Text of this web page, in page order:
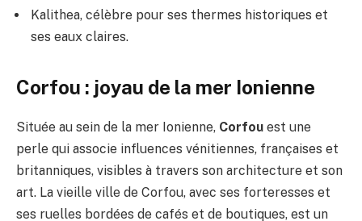
Kalithea, célèbre pour ses thermes historiques et
ses eaux claires.
Corfou : joyau de la mer Ionienne
Située au sein de la mer Ionienne, Corfou est une
perle qui associe influences vénitiennes, françaises et
britanniques, visibles à travers son architecture et son
art. La vieille ville de Corfou, avec ses forteresses et
ses ruelles bordées de cafés et de boutiques, est un